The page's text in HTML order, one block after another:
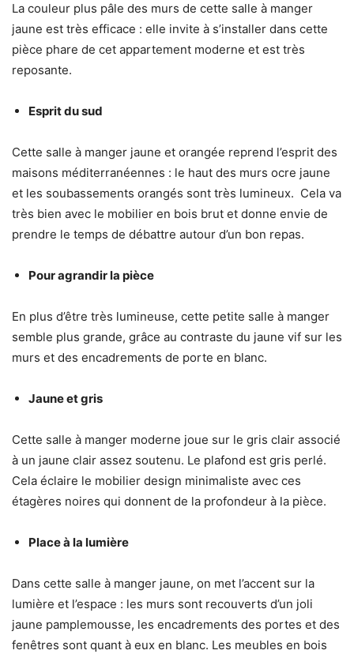
La couleur plus pâle des murs de cette salle à manger
jaune est très efficace : elle invite à s’installer dans cette
pièce phare de cet appartement moderne et est très
reposante.
Esprit du sud
Cette salle à manger jaune et orangée reprend l’esprit des
maisons méditerranéennes : le haut des murs ocre jaune
et les soubassements orangés sont très lumineux. Cela va
très bien avec le mobilier en bois brut et donne envie de
prendre le temps de débattre autour d’un bon repas.
Pour agrandir la pièce
En plus d’être très lumineuse, cette petite salle à manger
semble plus grande, grâce au contraste du jaune vif sur les
murs et des encadrements de porte en blanc.
Jaune et gris
Cette salle à manger moderne joue sur le gris clair associé
à un jaune clair assez soutenu. Le plafond est gris perlé.
Cela éclaire le mobilier design minimaliste avec ces
étagères noires qui donnent de la profondeur à la pièce.
Place à la lumière
Dans cette salle à manger jaune, on met l’accent sur la
lumière et l’espace : les murs sont recouverts d’un joli
jaune pamplemousse, les encadrements des portes et des
fenêtres sont quant à eux en blanc. Les meubles en bois